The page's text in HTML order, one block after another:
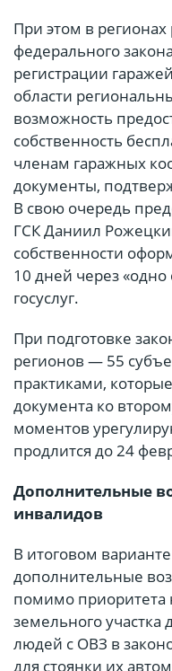
При этом в регионах
федерального
регистрации
области
возможность
собственность
членам гаражных
документы,
В свою очередь
ГСК Даниил
собственности
10 дней через
госуслуг.
При подготовке
регионов — 55
практиками,
документа ко
моментов
продлится до 24
Дополнительные
инвалидов
В итоговом
дополнительные
помимо приоритета
земельного участка
людей с ОВЗ в
для стоянки их